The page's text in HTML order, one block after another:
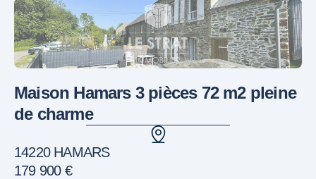
Maison Hamars 3 pièces 72 m2 pleine
de charme
14220 HAMARS
179 900 €